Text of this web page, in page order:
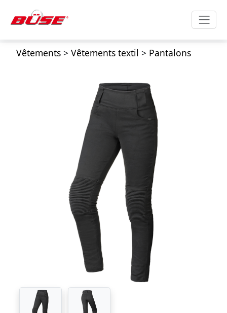
Vêtements> Vêtements textil > Pantalons